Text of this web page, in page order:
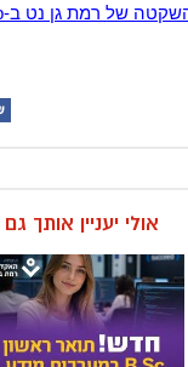
אולי יעניין אותך גם